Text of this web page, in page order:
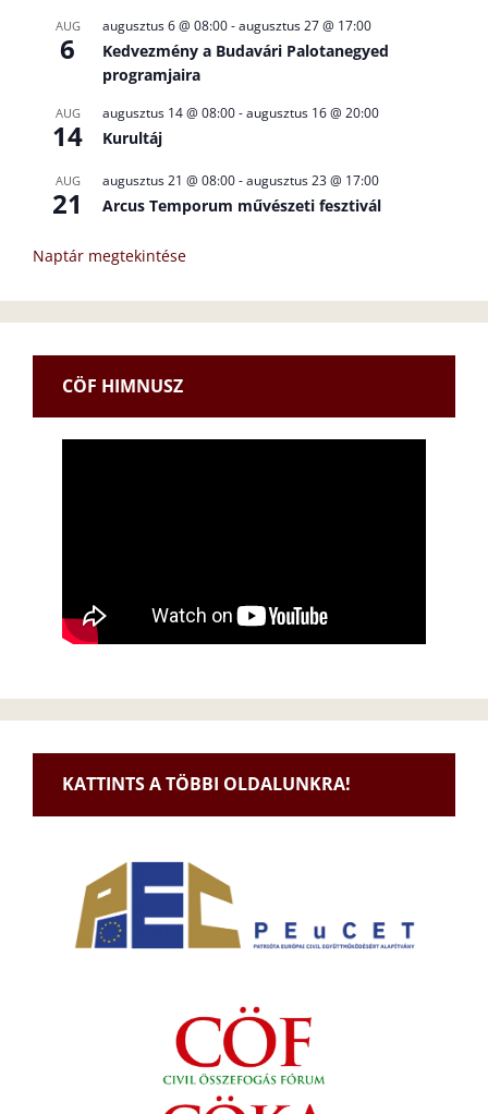
AUG
6
augusztus 6 @ 08:00-augusztus 27 @ 17:00
Kedvezmény a Budavári Palotanegyed
programjaira
AUG
14
augusztus 14 @ 08:00-augusztus 16 @ 20:00
Kurultáj
AUG
21
augusztus 21 @ 08:00-augusztus 23 @ 17:00
Arcus Temporum művészeti fesztivál
Naptár megtekintése
CÖF HIMNUSZ
KATTINTS A TÖBBI OLDALUNKRA!